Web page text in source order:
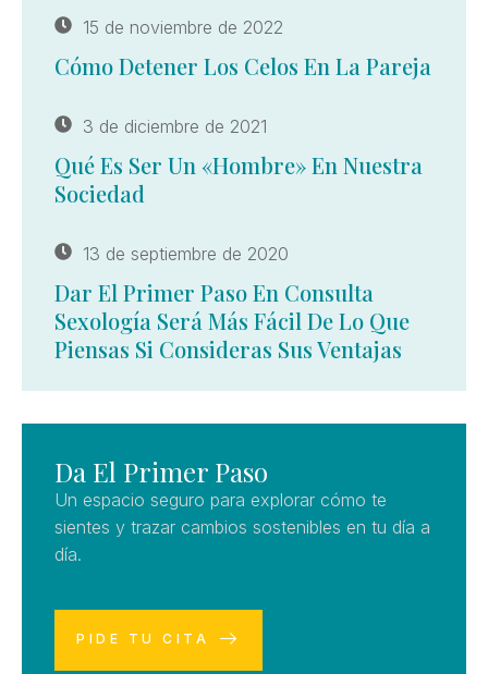
15 de noviembre de 2022
Cómo Detener Los Celos En La Pareja
3 de diciembre de 2021
Qué Es Ser Un «hombre» En Nuestra
Sociedad
13 de septiembre de 2020
Dar El Primer Paso En Consulta
Sexología Será Más Fácil De Lo Que
Piensas Si Consideras Sus Ventajas
Da El Primer Paso
Un espacio seguro para explorar cómo te
sientes y trazar cambios sostenibles en tu día a
día.
PIDE TU CITA